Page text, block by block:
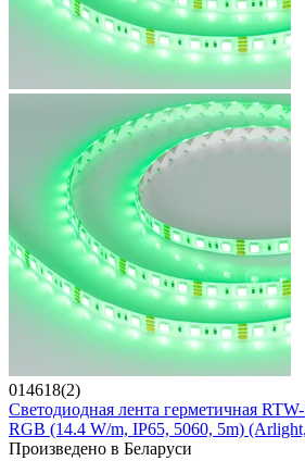
014618(2)
Светодиодная лента герметичная
RGB (14.4 W/m, IP65, 5060, 5m)
Произведено в Беларуси